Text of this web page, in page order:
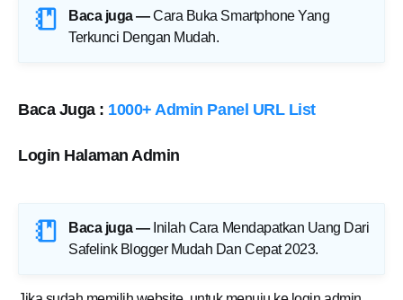
Baca juga — Cara Buka Smartphone Yang
Terkunci Dengan Mudah.
Baca Juga : 1000+ Admin Panel URL List
Login Halaman Admin
Baca juga — Inilah Cara Mendapatkan Uang Dari
Safelink Blogger Mudah Dan Cepat 2023.